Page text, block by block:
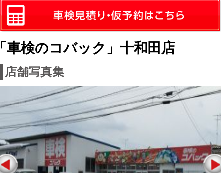
20年50万キ
店舗写真集
最新折込チラシまたは店舗情報